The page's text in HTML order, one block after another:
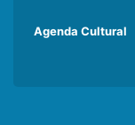
Agenda Cultural